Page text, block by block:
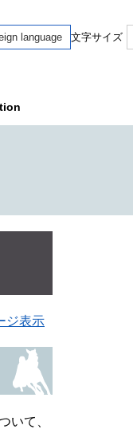
language 文字サイズ
ジ表示
いて、